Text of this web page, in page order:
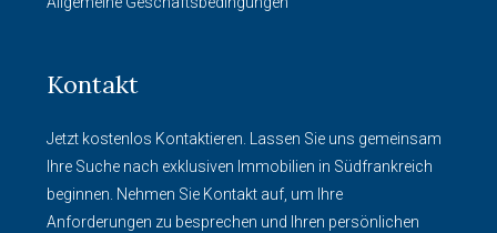
Kontakt
Jetzt kostenlos Kontaktieren. Lassen Sie uns gemeinsam
Ihre Suche nach exklusiven Immobilien in Südfrankreich
beginnen. Nehmen Sie Kontakt auf, um Ihre
Anforderungen zu besprechen und Ihren persönlichen